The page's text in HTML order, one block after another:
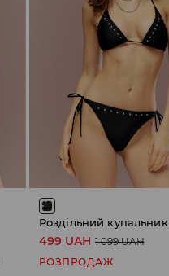
Роздільний купальник
499 UAH 1 099 UAH
РОЗПРОДАЖ